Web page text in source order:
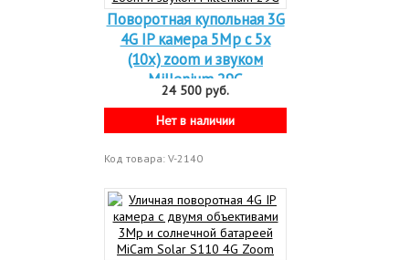
Поворотная купольная 3G
4G IP камера 5Mp с 5x
(10x) zoom и звуком
Millenium 29G
24 500 руб.
Нет в наличии
Код товара: V-2140